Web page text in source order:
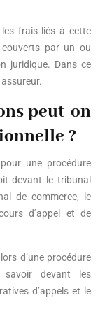
frais liés à cette
par un ou
juridique. Dans ce
peut-on
?
une procédure
devant le tribunal
de commerce, le
d’appel et de
d’une procédure
savoir devant les
d’appels et le